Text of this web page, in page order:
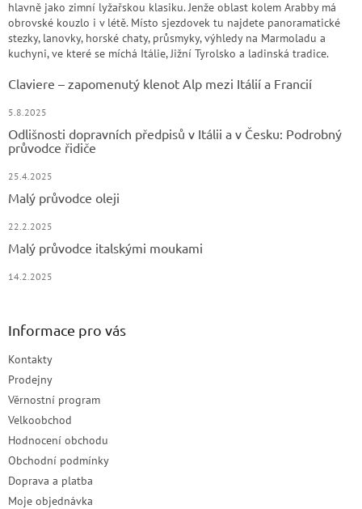
hlavně jako zimní lyžařskou klasiku. Jenže oblast kolem Arabby má
obrovské kouzlo i v létě. Místo sjezdovek tu najdete panoramatické
stezky, lanovky, horské chaty, průsmyky, výhledy na Marmoladu a
kuchyni, ve které se míchá Itálie, Jižní Tyrolsko a ladinská tradice.
Claviere – zapomenutý klenot Alp mezi Itálií a Francií
5.8.2025
Odlišnosti dopravních předpisů v Itálii a v Česku: Podrobný
průvodce řidiče
25.4.2025
Malý průvodce oleji
22.2.2025
Malý průvodce italskými moukami
14.2.2025
Informace pro vás
Kontakty
Prodejny
Věrnostní program
Velkoobchod
Hodnocení obchodu
Obchodní podmínky
Doprava a platba
Moje objednávka